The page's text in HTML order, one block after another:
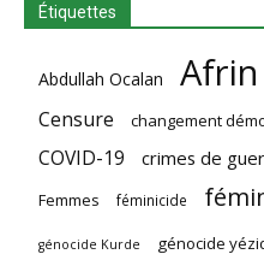
Étiquettes
Abdullah Ocalan Afrin
Censure changement
COVID-19 crimes de
Femmes féminicide
génocide Kurde génocide